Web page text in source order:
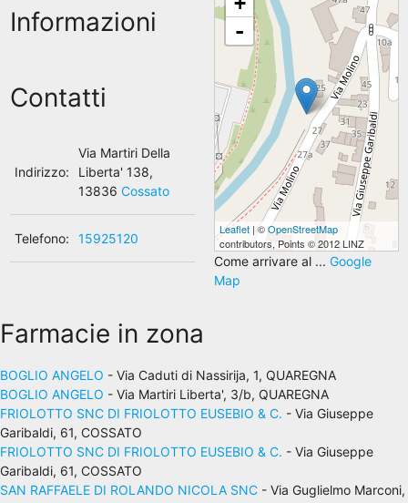
Informazioni
Contatti
Indirizzo:
Via Martiri Della
Liberta' 138,
13836 Cossato
Telefono: 15925120
-
Leaflet| ©OpenStreetMap
contributors, Points © 2012 LINZ
Come arrivare al ... Google
Map
Farmacie in zona
BOGLIO ANGELO - Via Caduti di Nassirija, 1, QUAREGNA
BOGLIO ANGELO - Via Martiri Liberta', 3/b, QUAREGNA
FRIOLOTTO SNC DI FRIOLOTTO EUSEBIO & C. - Via Giuseppe
Garibaldi, 61, COSSATO
FRIOLOTTO SNC DI FRIOLOTTO EUSEBIO & C. - Via Giuseppe
Garibaldi, 61, COSSATO
SAN RAFFAELE DI ROLANDO NICOLA SNC - Via Guglielmo Marconi,